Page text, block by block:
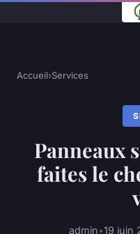
Accueil›Services
Panneaux
faites le
admin•19 juin